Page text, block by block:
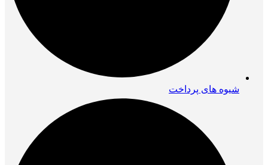
شیوه های پرداخت